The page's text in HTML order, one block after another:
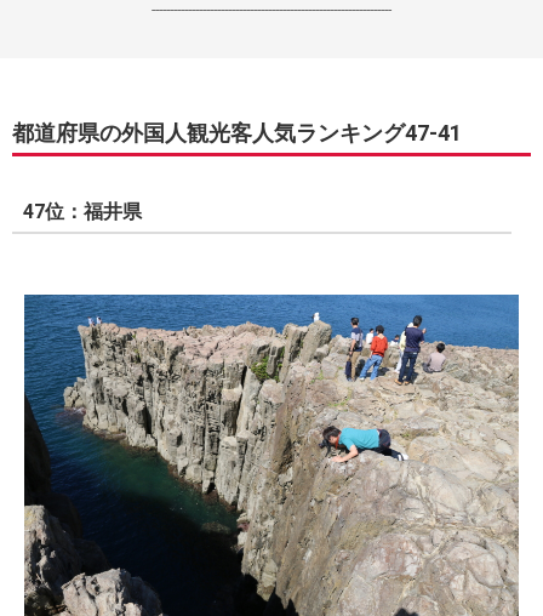
------------------------------------------------------------------
都道府県の外国人観光客人気ランキング47-41
47位：福井県